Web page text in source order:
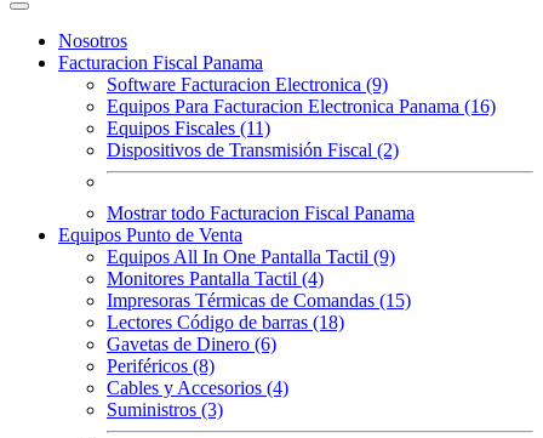
Nosotros
Facturacion Fiscal Panama
Software Facturacion Electronica (9)
Equipos Para Facturacion Electronica Panama (16)
Equipos Fiscales (11)
Dispositivos de Transmisión Fiscal (2)
Mostrar todo Facturacion Fiscal Panama
Equipos Punto de Venta
Equipos All In One Pantalla Tactil (9)
Monitores Pantalla Tactil (4)
Impresoras Térmicas de Comandas (15)
Lectores Código de barras (18)
Gavetas de Dinero (6)
Periféricos (8)
Cables y Accesorios (4)
Suministros (3)